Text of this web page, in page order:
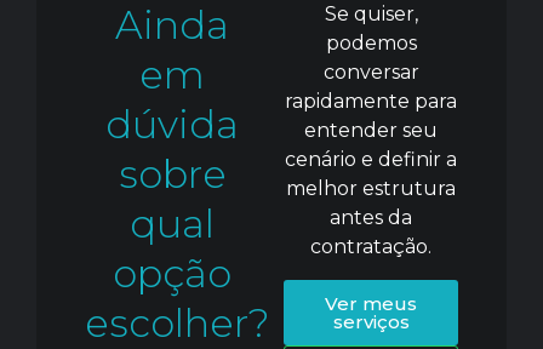
Ainda
em
dúvida
sobre
qual
opção
escolher?
Se quiser,
podemos
conversar
rapidamente para
entender seu
cenário e definir a
melhor estrutura
antes da
contratação.
Ver meus
serviços